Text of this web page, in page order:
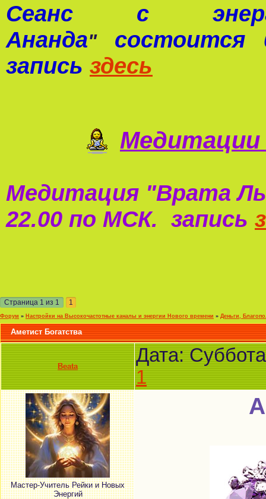
Сеанс с
Ананда"
состоится
запись здесь
Медитации
Медитация "Врата
22.00 по МСК. запись
Страница 1 из 1 1
Форум » Настройки на Высокочастотные каналы и энергии Нового времени » Деньги,
Аметист Богатства
Beata
Дата:
1
Мастер-Учитель Рейки и Новых
Энергий